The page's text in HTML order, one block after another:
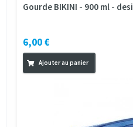
Gourde BIKINI - 900 ml -
6,00 €
Ajouter au panier